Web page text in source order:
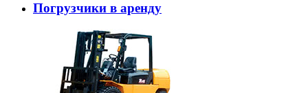
Погрузчики в аренду